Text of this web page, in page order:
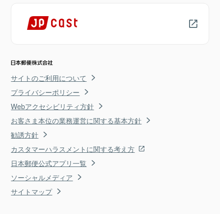
サイトのご利用について
プライバシーポリシー
Webアクセシビリティ方針
お客さま本位の業務運営に関する基本方針
勧誘方針
カスタマーハラスメントに関する考え方
日本郵便公式アプリ一覧
ソーシャルメディア
サイトマップ